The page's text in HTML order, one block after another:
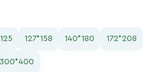
127*158 140*180 172*208
300*400